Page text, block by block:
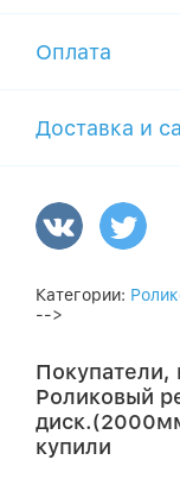
Оплата
Доставка и
Категории:
-->
Покупатели,
Роликовый
купили